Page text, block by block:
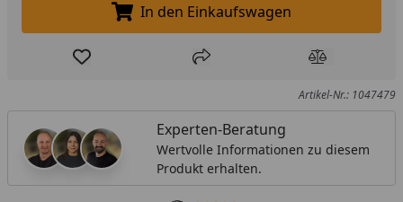
In den Einkaufswagen legen
In den Einkaufswagen
Produkt zur Wunschliste hinzufügen
Teilen Produkt
Artikel-Nr.: 1047479
Experten-Beratung
Wertvolle Informationen zu diesem
Produkt erhalten.